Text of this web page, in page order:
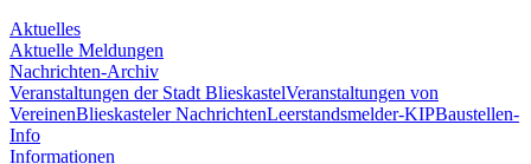
Aktuelles
Aktuelle Meldungen
Nachrichten-Archiv
Veranstaltungen der Stadt BlieskastelVeranstaltungen von
VereinenBlieskasteler NachrichtenLeerstandsmelder-KIPBaustellen-
Info
Informationen